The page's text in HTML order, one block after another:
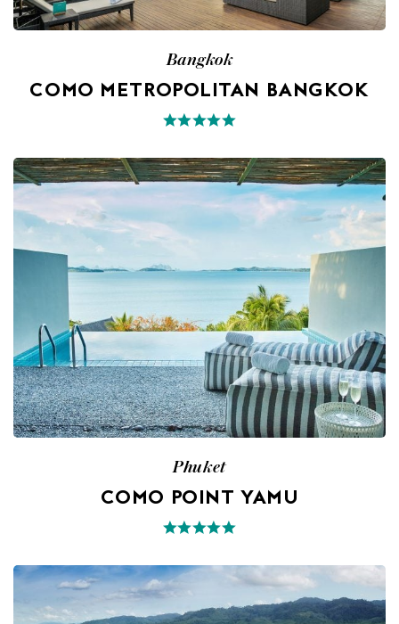
Bangkok
COMO METROPOLITAN BANGKOK
Phuket
COMO POINT YAMU